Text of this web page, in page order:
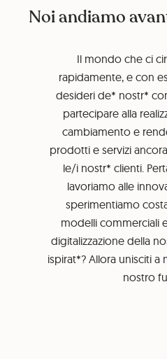
Noi andiamo
Il mondo che ci
rapidamente, e con
desideri de* nostr*
partecipare alla
cambiamento e
prodotti e servizi
le/i nostr* clienti.
lavoriamo alle
sperimentiamo
modelli commerciali
digitalizzazione della
ispirat*? Allora unisciti
nostro